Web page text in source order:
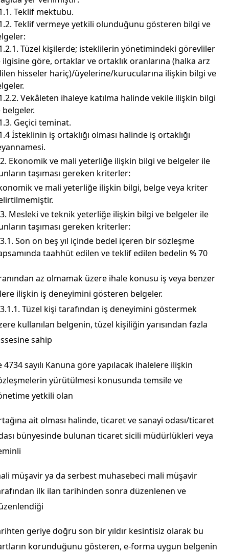
Teklif mektubu.
Teklif vermeye yetkili olunduğunu gösteren bilgi ve
Tüzel kişilerde; isteklilerin yönetimindeki görevliler
ilgisine göre, ortaklar ve ortaklık oranlarına (halka arz
hisseler hariç)/üyelerine/kurucularına ilişkin bilgi ve
Vekâleten ihaleye katılma halinde vekile ilişkin bilgi
belgeler.
Geçici teminat.
İsteklinin iş ortaklığı olması halinde iş ortaklığı
Ekonomik ve mali yeterliğe ilişkin bilgi ve belgeler ile
taşıması gereken kriterler:
ve mali yeterliğe ilişkin bilgi, belge veya kriter
Mesleki ve teknik yeterliğe ilişkin bilgi ve belgeler ile
taşıması gereken kriterler:
Son on beş yıl içinde bedel içeren bir sözleşme
taahhüt edilen ve teklif edilen bedelin % 70
az olmamak üzere ihale konusu iş veya benzer
ilişkin iş deneyimini gösteren belgeler.
Tüzel kişi tarafından iş deneyimini göstermek
kullanılan belgenin, tüzel kişiliğin yarısından fazla
sahip
4734 sayılı Kanuna göre yapılacak ihalelere ilişkin
yürütülmesi konusunda temsile ve
yetkili olan
ait olması halinde, ticaret ve sanayi odası/ticaret
bünyesinde bulunan ticaret sicili müdürlükleri veya
müşavir ya da serbest muhasebeci mali müşavir
ilk ilan tarihinden sonra düzenlenen ve
geriye doğru son bir yıldır kesintisiz olarak bu
korunduğunu gösteren, e-forma uygun belgenin